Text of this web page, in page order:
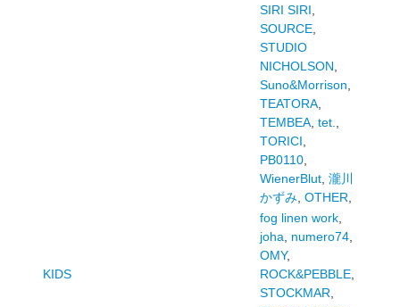
SIRI SIRI
SOURCE,
STUDIO
NICHOLSON
Suno&Morrison
TEATORA,
TEMBEA, tet.
TORICI
PB0110,
WienerBlut, 瀧川
かずみ, OTHER
KIDS
fog linen work,
joha
numero74,
OMY,
ROCK&PEBBLE,
STOCKMAR